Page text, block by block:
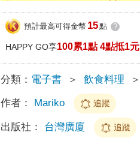
預計最高可得金幣 15點 ?
HAPPY GO享100累1點 4點抵1元
分類： 電子書 ＞ 飲食料理 ＞
作者： Mariko 追蹤
出版社： 台灣廣廈 追蹤